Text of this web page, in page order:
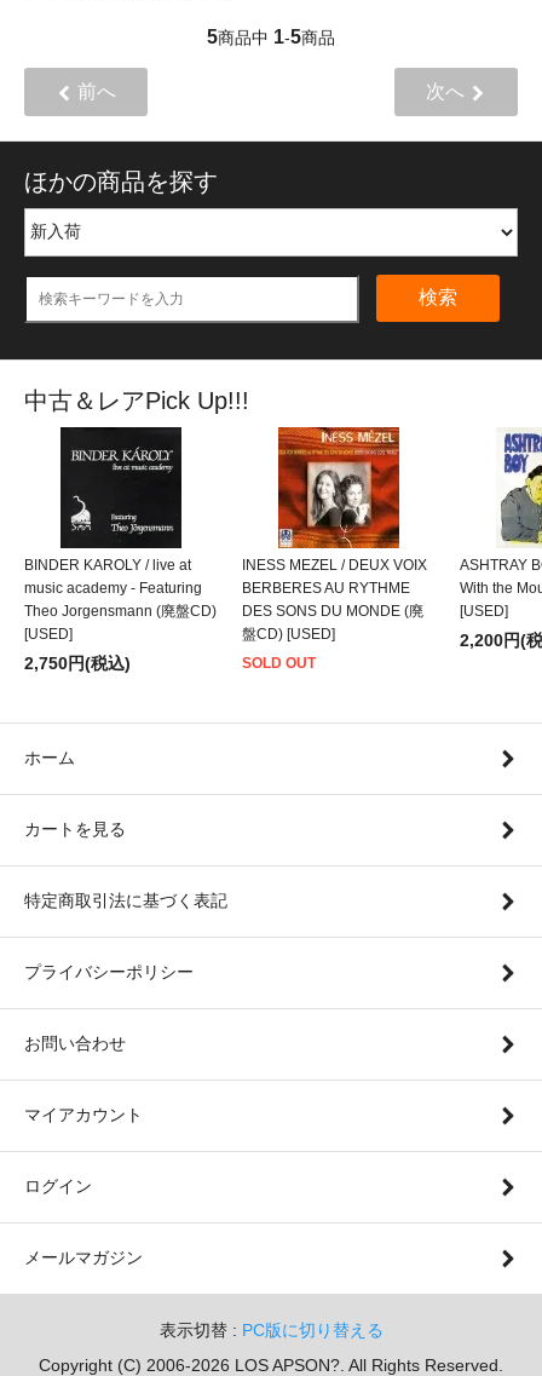
5商品中 1-5商品
前へ 次へ
ほかの商品を探す
検索
中古＆レアPick Up!!!
BINDER KAROLY / live at
music academy - Featuring
Theo Jorgensmann (廃盤CD)
[USED]
2,750円(税込)
INESS MEZEL / DEUX VOIX
BERBERES AU RYTHME
DES SONS DU MONDE (廃
盤CD) [USED]
SOLD OUT
ASHTRAY
With the
[USED]
2,200円(
ホーム
カートを見る
特定商取引法に基づく表記
プライバシーポリシー
お問い合わせ
マイアカウント
ログイン
メールマガジン
表示切替 : PC版に切り替える
Copyright (C) 2006-2026 LOS APSON?. All Rights Reserved.